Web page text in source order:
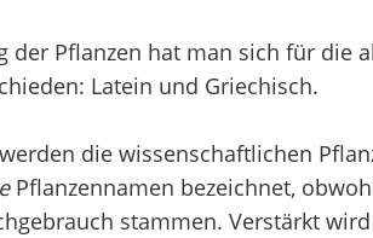
der Pflanzen hat man sich für die
Latein und Griechisch.
die wissenschaftlichen
Pflanzennamen bezeichnet,
stammen. Verstärkt